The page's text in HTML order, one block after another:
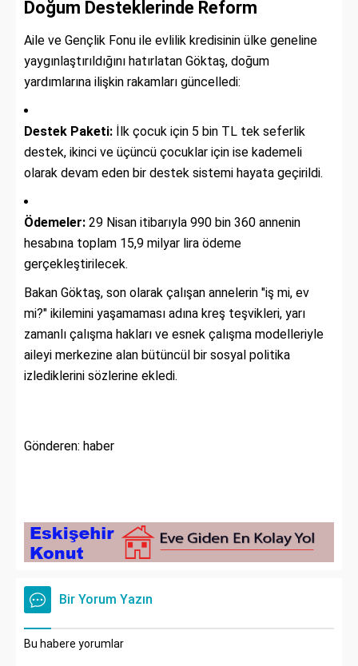
Doğum Desteklerinde Reform
Aile ve Gençlik Fonu ile evlilik kredisinin ülke geneline
yaygınlaştırıldığını hatırlatan Göktaş, doğum
yardımlarına ilişkin rakamları güncelledi:
Destek Paketi: İlk çocuk için 5 bin TL tek seferlik
destek, ikinci ve üçüncü çocuklar için ise kademeli
olarak devam eden bir destek sistemi hayata geçirildi.
Ödemeler: 29 Nisan itibarıyla 990 bin 360 annenin
hesabına toplam 15,9 milyar lira ödeme
gerçekleştirilecek.
Bakan Göktaş, son olarak çalışan annelerin "iş mi, ev
mi?" ikilemini yaşamaması adına kreş teşvikleri, yarı
zamanlı çalışma hakları ve esnek çalışma modelleriyle
aileyi merkezine alan bütüncül bir sosyal politika
izlediklerini sözlerine ekledi.
Gönderen: haber
Bir Yorum Yazın
Bu habere yorumlar